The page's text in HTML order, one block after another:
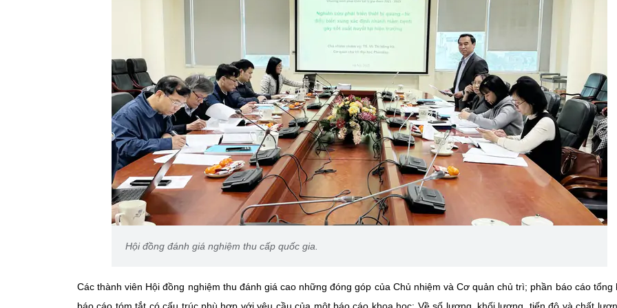
Hội đồng đánh giá nghiệm thu cấp quốc gia.
Các thành viên Hội đồng nghiệm thu đánh giá cao những đóng góp của Chủ nhiệm và Cơ quản chủ trì; phần báo cáo tổng